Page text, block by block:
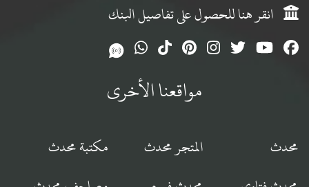
انقر هنا للحصول على تفاصيل البنك
مواقعنا الأخرى
محدث المتجر محدث
مكتبة محدث